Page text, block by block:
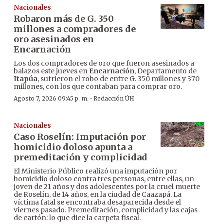
Nacionales
Robaron más de G. 350
millones a compradores de
oro asesinados en
Encarnación
Los dos compradores de oro que fueron asesinados a
balazos este jueves en Encarnación, Departamento de
Itapúa, sufrieron el robo de entre G. 350 millones y 370
millones, con los que contaban para comprar oro.
Agosto 7, 2026 09:45 p. m. · Redacción ÚH
Nacionales
Caso Roselín: Imputación por
homicidio doloso apunta a
premeditación y complicidad
El Ministerio Público realizó una imputación por
homicidio doloso contra tres personas, entre ellas, un
joven de 21 años y dos adolescentes por la cruel muerte
de Roselín, de 14 años, en la ciudad de Caazapá. La
víctima fatal se encontraba desaparecida desde el
viernes pasado. Premeditación, complicidad y las cajas
de cartón: lo que dice la carpeta fiscal.